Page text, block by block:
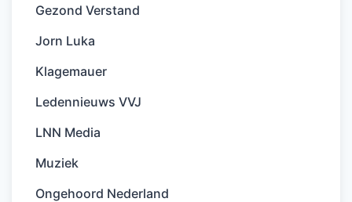
Gezond Verstand
Jorn Luka
Klagemauer
Ledennieuws VVJ
LNN Media
Muziek
Ongehoord Nederland